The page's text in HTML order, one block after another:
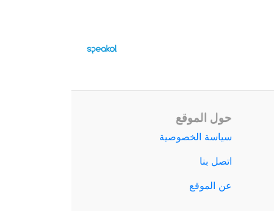
حول الموقع
سياسة الخصوصية
اتصل بنا
عن الموقع